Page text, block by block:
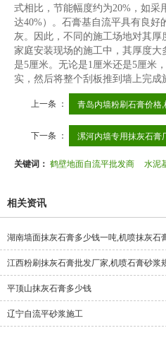
式相比，节能幅度约为20%，如采
达40%）。石膏基自流平具有良好
灰。因此，不同的施工场地对其
家庭安装现场的施工中，其厚度
是5厘米。无论是1厘米还是5厘米
实，然后将整个刮板推到墙上完成
上一条 ： 青岛内墙粉刷石膏价格,
下一条 ： 漯河内墙专用抹灰石膏
关键词： 鹤壁地面自流平批发商 水泥
相关资讯
湖南墙面抹灰石膏多少钱一吨,机喷抹灰石
江西粉刷抹灰石膏批发厂家,机喷石膏砂浆
平顶山抹灰石膏多少钱
辽宁自流平砂浆施工